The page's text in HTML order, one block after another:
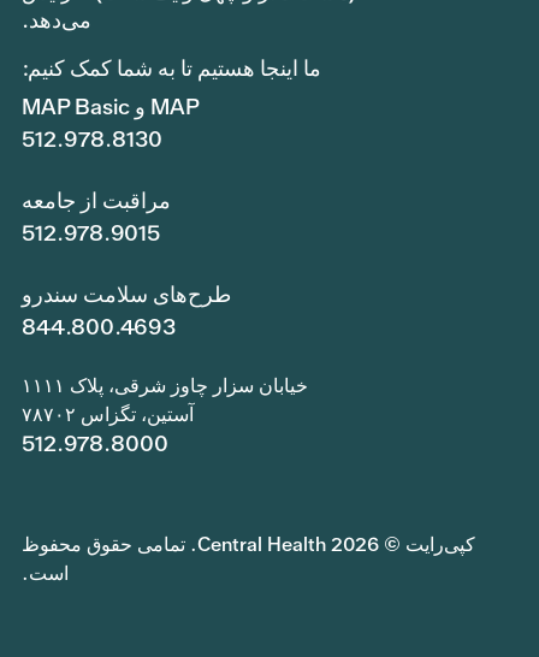
می‌دهد.
ما اینجا هستیم تا به شما کمک کنیم:
MAP و MAP Basic
512.978.8130
مراقبت از جامعه
512.978.9015
طرح‌های سلامت سندرو
844.800.4693
خیابان سزار چاوز شرقی، پلاک ۱۱۱۱
آستین، تگزاس ۷۸۷۰۲
512.978.8000
کپی‌رایت © 2026 Central Health. تمامی حقوق محفوظ
است.